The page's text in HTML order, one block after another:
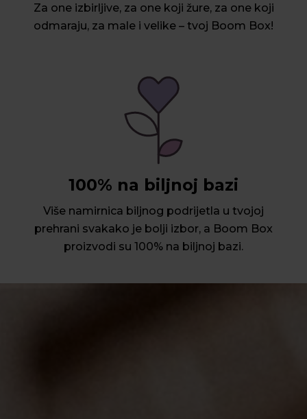
Za one izbirljive, za one koji žure, za one koji
odmaraju, za male i velike – tvoj Boom Box!
100% na biljnoj bazi
Više namirnica biljnog podrijetla u tvojoj
prehrani svakako je bolji izbor, a Boom Box
proizvodi su 100% na biljnoj bazi.